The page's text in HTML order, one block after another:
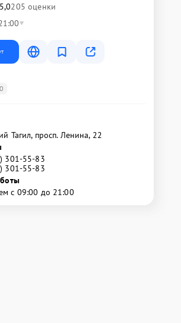
5,0205 оценки
Тагил, просп. Ленина, 22
301-55-83
301-55-83
с 09:00 до 21:00